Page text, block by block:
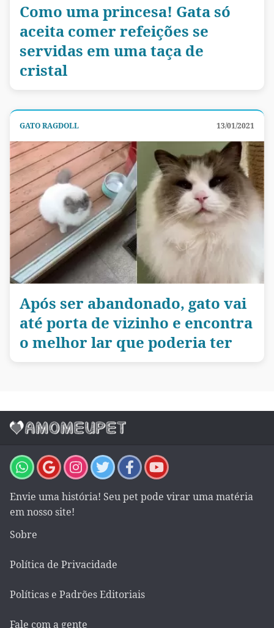
Como uma princesa! Gata só
aceita comer refeições se
servidas em uma taça de
cristal
GATO RAGDOLL 13/01/2021
Após ser abandonado, gato vai
até porta de vizinho e encontra
o melhor lar que poderia ter
Envie uma história! Seu pet pode virar uma matéria
em nosso site!
Sobre
Política de Privacidade
Políticas e Padrões Editoriais
Fale com a gente